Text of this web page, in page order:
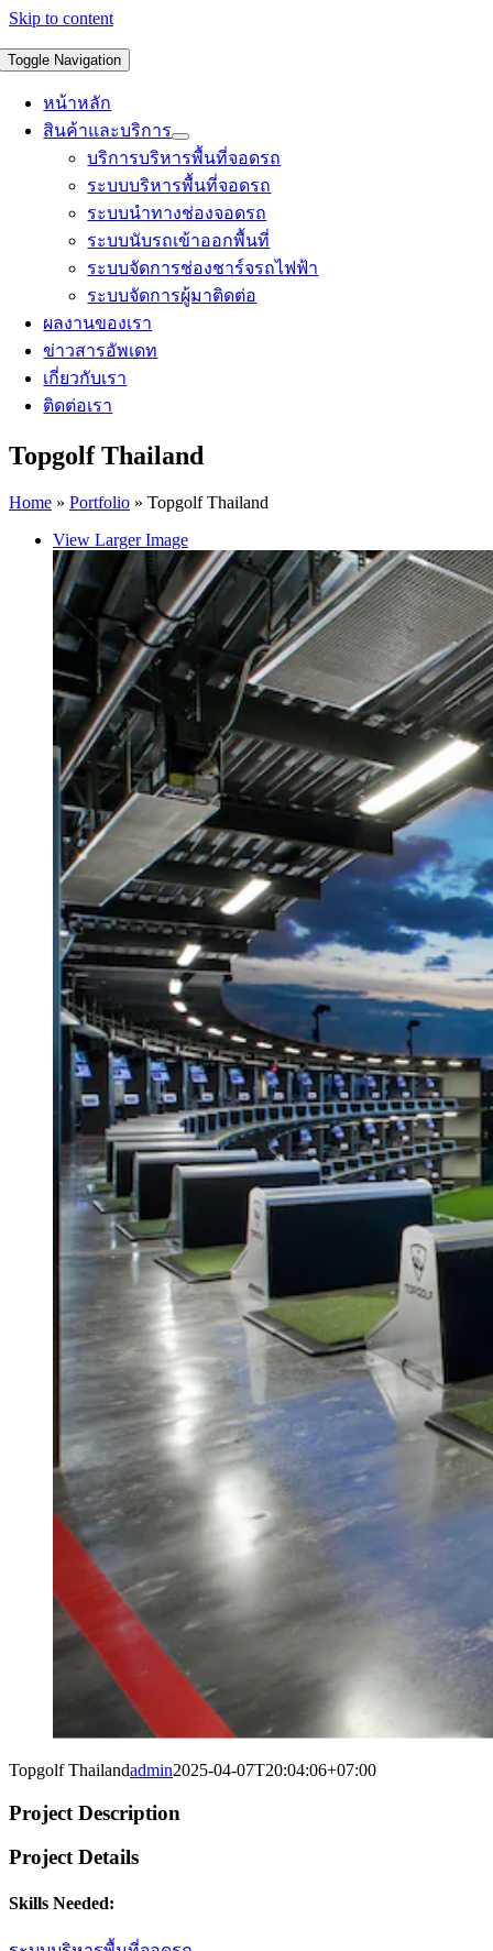
Skip to content
Toggle Navigation
หน้าหลัก
สินค้าและบริการ
บริการบริหารพื้นที่จอดรถ
ระบบบริหารพื้นที่จอดรถ
ระบบนำทางช่องจอดรถ
ระบบนับรถเข้าออกพื้นที่
ระบบจัดการช่องชาร์จรถไฟฟ้า
ระบบจัดการผู้มาติดต่อ
ผลงานของเรา
ข่าวสารอัพเดท
เกี่ยวกับเรา
ติดต่อเรา
Topgolf Thailand
Home » Portfolio » Topgolf Thailand
View Larger Image
Topgolf Thailandadmin2025-04-07T20:04:06+07:00
Project Description
Project Details
Skills Needed: